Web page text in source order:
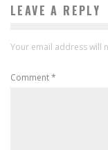
LEAVE A REPLY
Your email address will
Comment*